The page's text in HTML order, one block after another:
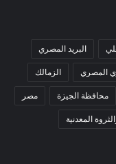
البريد المصري
المصري الزمالك
محافظة الجيزة مصر
المعدنية